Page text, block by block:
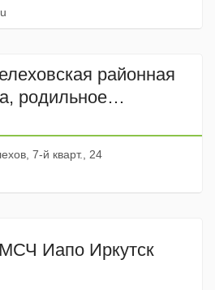
районная
родильное
7-й кварт., 24
Иапо Иркутск